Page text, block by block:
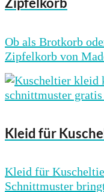
Ob als Brotkorb
Zipfelkorb von
Kleid für
Kleid für
Schnittmuster